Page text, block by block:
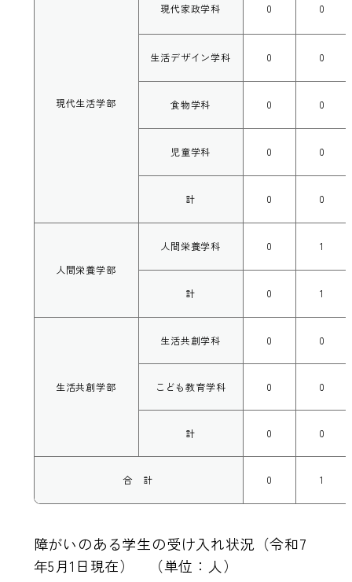
現代生活学部
現代家政学科 0 0
生活デザイン学科 0 0
食物学科 0 0
児童学科 0 0
計 0 0
人間栄養学部
人間栄養学科 0 1
計 0 1
生活共創学部
生活共創学科 0 0
こども教育学科 0 0
計 0 0
合 計 0 1
障がいのある学生の受け入れ状況（令和7
年5月1日現在） （単位：人）